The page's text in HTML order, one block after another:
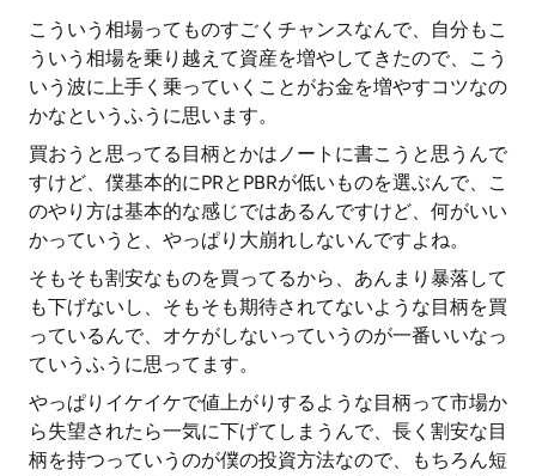
こういう相場ってものすごくチャンスなんで、自分もこ
ういう相場を乗り越えて資産を増やしてきたので、こう
いう波に上手く乗っていくことがお金を増やすコツなの
かなというふうに思います。
買おうと思ってる目柄とかはノートに書こうと思うんで
すけど、僕基本的にPRとPBRが低いものを選ぶんで、こ
のやり方は基本的な感じではあるんですけど、何がいい
かっていうと、やっぱり大崩れしないんですよね。
そもそも割安なものを買ってるから、あんまり暴落して
も下げないし、そもそも期待されてないような目柄を買
っているんで、オケがしないっていうのが一番いいなっ
ていうふうに思ってます。
やっぱりイケイケで値上がりするような目柄って市場か
ら失望されたら一気に下げてしまうんで、長く割安な目
柄を持つっていうのが僕の投資方法なので、もちろん短